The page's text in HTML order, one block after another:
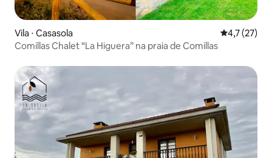
Vila ⋅ Casasola 4,7 de uma
4,7 (27)
Comillas Chalet “La Higuera” na praia de Comillas